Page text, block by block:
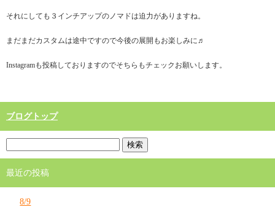
それにしても３インチアップのノマドは迫力がありますね。
まだまだカスタムは途中ですので今後の展開もお楽しみに♬
Instagramも投稿しておりますのでそちらもチェックお願いします。
ブログトップ
最近の投稿
8/9